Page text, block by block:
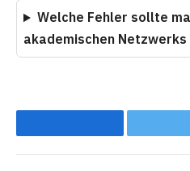
Welche Fehler sollte
akademischen
Facebook